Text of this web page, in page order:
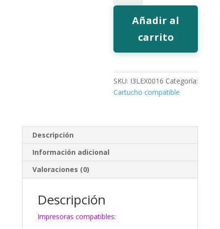
EcoInk
cantidad
Añadir al
carrito
SKU: I3LEX0016 Categoría:
Cartucho compatible
Descripción
Información adicional
Valoraciones (0)
Descripción
Impresoras compatibles: